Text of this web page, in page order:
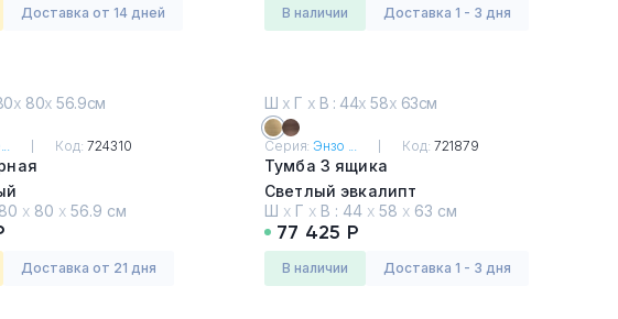
Доставка от 14 дней в наличии Доставка 1 - 3 дня
х 80х 56.9см
Код: 724310
х 80 х 56.9 см
Доставка от 21 дня
Ш х Г х В : 44х 58х 63см
Серия:Энзо ... Код: 721879
Тумба 3 ящика
Светлый эвкалипт
Ш х Г х В : 44 х 58 х 63 см
77 425 Р
в наличии Доставка 1 - 3 дня